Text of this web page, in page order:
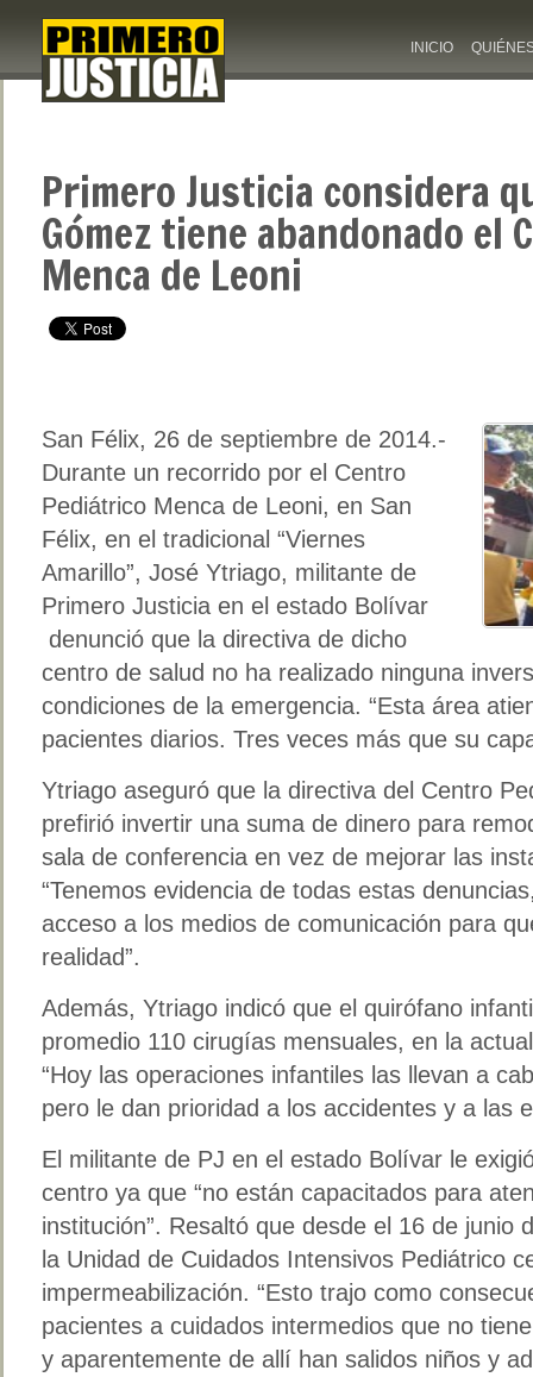
INICIO
Primero Justicia considera
Gómez tiene abandonado el
Menca de Leoni
San Félix, 26 de septiembre de 2014.-
Durante un recorrido por el Centro
Pediátrico Menca de Leoni, en San
Félix, en el tradicional “Viernes
Amarillo”, José Ytriago, militante de
Primero Justicia en el estado Bolívar
denunció que la directiva de dicho
centro de salud no ha realizado ninguna
condiciones de la emergencia. “Esta área
pacientes diarios. Tres veces más que su
Ytriago aseguró que la directiva del Centro
prefirió invertir una suma de dinero para
sala de conferencia en vez de mejorar las
“Tenemos evidencia de todas estas
acceso a los medios de comunicación para
realidad”.
Además, Ytriago indicó que el quirófano
promedio 110 cirugías mensuales, en la
“Hoy las operaciones infantiles las llevan a
pero le dan prioridad a los accidentes y a las
El militante de PJ en el estado Bolívar le
centro ya que “no están capacitados para
institución”. Resaltó que desde el 16 de junio
la Unidad de Cuidados Intensivos Pediátrico
impermeabilización. “Esto trajo como
pacientes a cuidados intermedios que no
y aparentemente de allí han salidos niños y